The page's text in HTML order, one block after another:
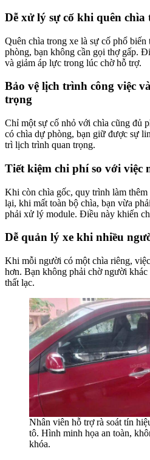
Dễ xử lý sự cố khi quên chìa
Quên chìa trong xe là sự cố phổ
phòng, bạn không cần gọi thợ gấp.
và giảm áp lực trong lúc chờ hỗ trợ.
Bảo vệ lịch trình công việc
trọng
Chỉ một sự cố nhỏ với chìa cũng đủ
có chìa dự phòng, bạn giữ được sự
trì lịch trình quan trọng.
Tiết kiệm chi phí so với việc
Khi còn chìa gốc, quy trình làm
lại, khi mất toàn bộ chìa, bạn vừa
phải xử lý module. Điều này khiến
Dễ quản lý xe khi nhiều
Khi mỗi người có một chìa riêng,
hơn. Bạn không phải chờ người
thất lạc.
Nhân viên hỗ trợ rà soát tín
tô. Hình minh họa an toàn,
khóa.